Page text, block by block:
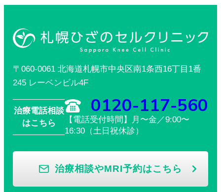
〒060-0061 北海道札幌市中央区南1条西16丁目1番
245 レーベンビル4F
治療電話相談
はこちら
0120-117-560
【電話受付時間】月〜金／9:00〜
16:30（土日祝休診）
治療相談やMRI予約はこちら